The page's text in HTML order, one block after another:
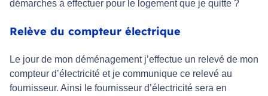
démarches à effectuer pour le logement que je quitte ?
Relève du compteur électrique
Le jour de mon déménagement j’effectue un relevé de mon
compteur d’électricité et je communique ce relevé au
fournisseur. Ainsi le fournisseur d’électricité sera en